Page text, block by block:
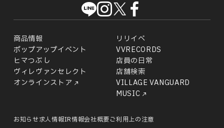
商品情報
リリイベ
ポップアップイベント
VVRECORDS
ヒマつぶし
店員の日常
ヴィレヴァンセレクト
店舗検索
オンラインストア
VILLAGE VANGUARD
MUSIC
お知らせ求人情報IR情報会社概要ご利用上の注意